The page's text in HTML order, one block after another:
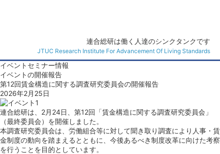
連合総研は働く人達のシンクタンクです
JTUC Research Institute For Advancement Of Living Standards
イベント セミナー情報
イベントの開催報告
第12回賃金構造に関する調査研究委員会の開催報告
2026年2月25日
連合総研は、2月24日、第12回「賃金構造に関する調査研究委員会」
（最終委員会）を開催しました。
本調査研究委員会は、労働組合等に対して聞き取り調査により人事・賃
金制度の動向を踏まえるとともに、今後あるべき制度改革に向けた考察
を行うことを目的としています。